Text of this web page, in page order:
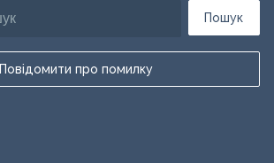
Пошук
Повідомити про помилку